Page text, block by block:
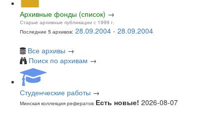
Архивные фонды (список) →
Старые архивные публикации с 1999 г.
Последние 5 архивов: 28.09.2004 - 28.09.2004
Все архивы →
Поиск по архивам →
Студенческие работы →
Минская коллекция рефератов Есть новые! 2026-08-07